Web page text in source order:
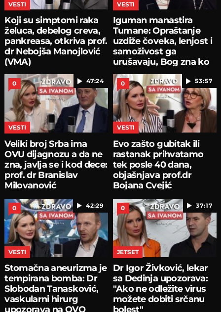
VESTI
Koji su simptomi raka
želuca, debelog creva,
pankreasa, otkriva prof.
dr Nebojša Manojlović
(VMA)
VESTI
Iguman manastira
Tumane: Opraštanje
uzdiže čoveka, lenjost i
samoživost ga
urušavaju, Bog zna ko
smo
47:24
0
VESTI
Veliki broj Srba ima
OVU dijagnozu a da ne
zna, javlja se i kod dece:
prof. dr Branislav
Milovanović
53:57
0
VESTI
Evo zašto gubitak ili
rastanak prihvatamo
tek posle 40 dana,
objašnjava prof.dr
Bojana Cvejić
42:29
0
VESTI
Stomačna aneurizma je
tempirana bomba: Dr
Slobodan Tanasković,
vaskularni hirurg
upozorava na OVO
37:17
0
JETSET
Dr Igor Živković, lekar
sa Dedinja upozorava:
"Ako ne odležite virus
možete dobiti srčanu
bolest"